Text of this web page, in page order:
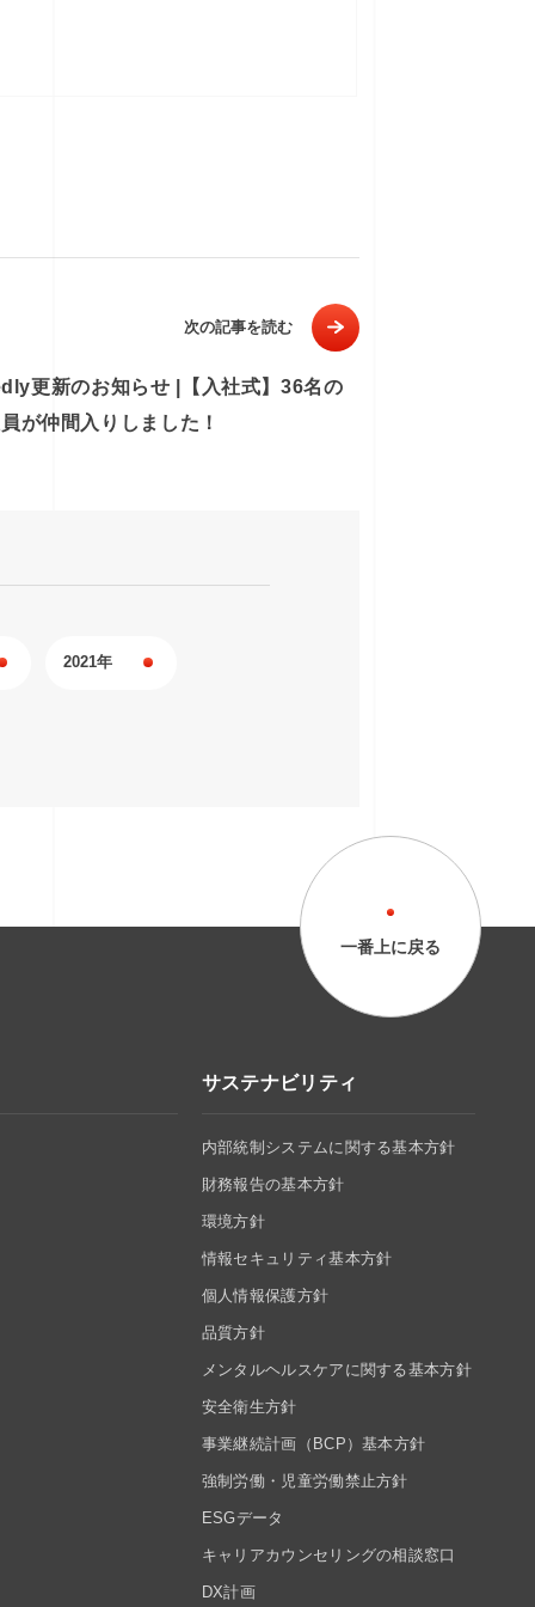
次の記事を読む
更新のお知らせ |【入社式】36名の
が仲間入りしました！
2021年
一番上に戻る
サステナビリティ
内部統制システムに関する基本方針
財務報告の基本方針
環境方針
情報セキュリティ基本方針
個人情報保護方針
品質方針
メンタルヘルスケアに関する基本方針
安全衛生方針
事業継続計画（BCP）基本方針
強制労働・児童労働禁止方針
ESGデータ
キャリアカウンセリングの相談窓口
DX計画